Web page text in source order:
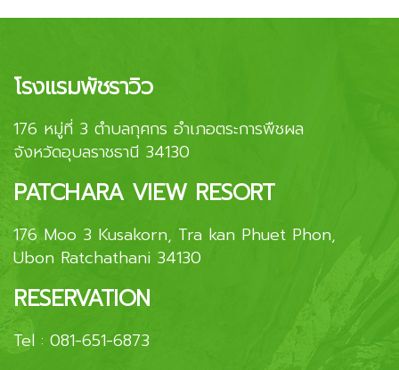
โรงแรมพัชราวิว
176 หมู่ที่ 3 ตำบลกุศกร อำเภอตระการพืชผล
จังหวัดอุบลราชธานี 34130
PATCHARA VIEW RESORT
176 Moo 3 Kusakorn, Tra kan Phuet Phon,
Ubon Ratchathani 34130
RESERVATION
Tel : 081-651-6873